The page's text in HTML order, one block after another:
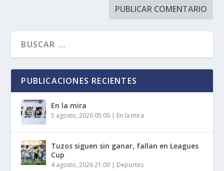
PUBLICACIONES RECIENTES
En la mira
5 agosto, 2026 05:00 | En la mira
Tuzos siguen sin ganar, fallan en Leagues
Cup
4 agosto, 2026 21:00 | Deportes